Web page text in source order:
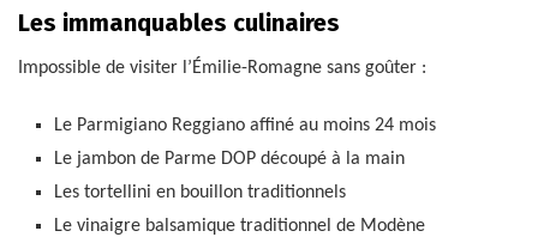
Les immanquables culinaires
Impossible de visiter l’Émilie-Romagne sans goûter :
Le Parmigiano Reggiano affiné au moins 24 mois
Le jambon de Parme DOP découpé à la main
Les tortellini en bouillon traditionnels
Le vinaigre balsamique traditionnel de Modène